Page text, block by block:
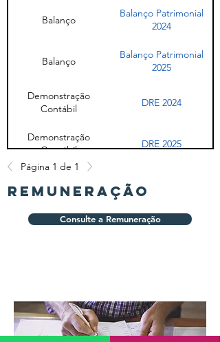
Balanço
Balanço Patrimonial
2024
Balanço
Balanço Patrimonial
2025
Demonstração
Contábil
DRE 2024
Demonstração
Contábil
DRE 2025
Contábil
Contábeis 2020
Demonstração
Demonstrações
Demonstração
Contábil
Demonstrações
Contábeis 2024
Página 1 de 1
remuneração
Consulte a Remuneração